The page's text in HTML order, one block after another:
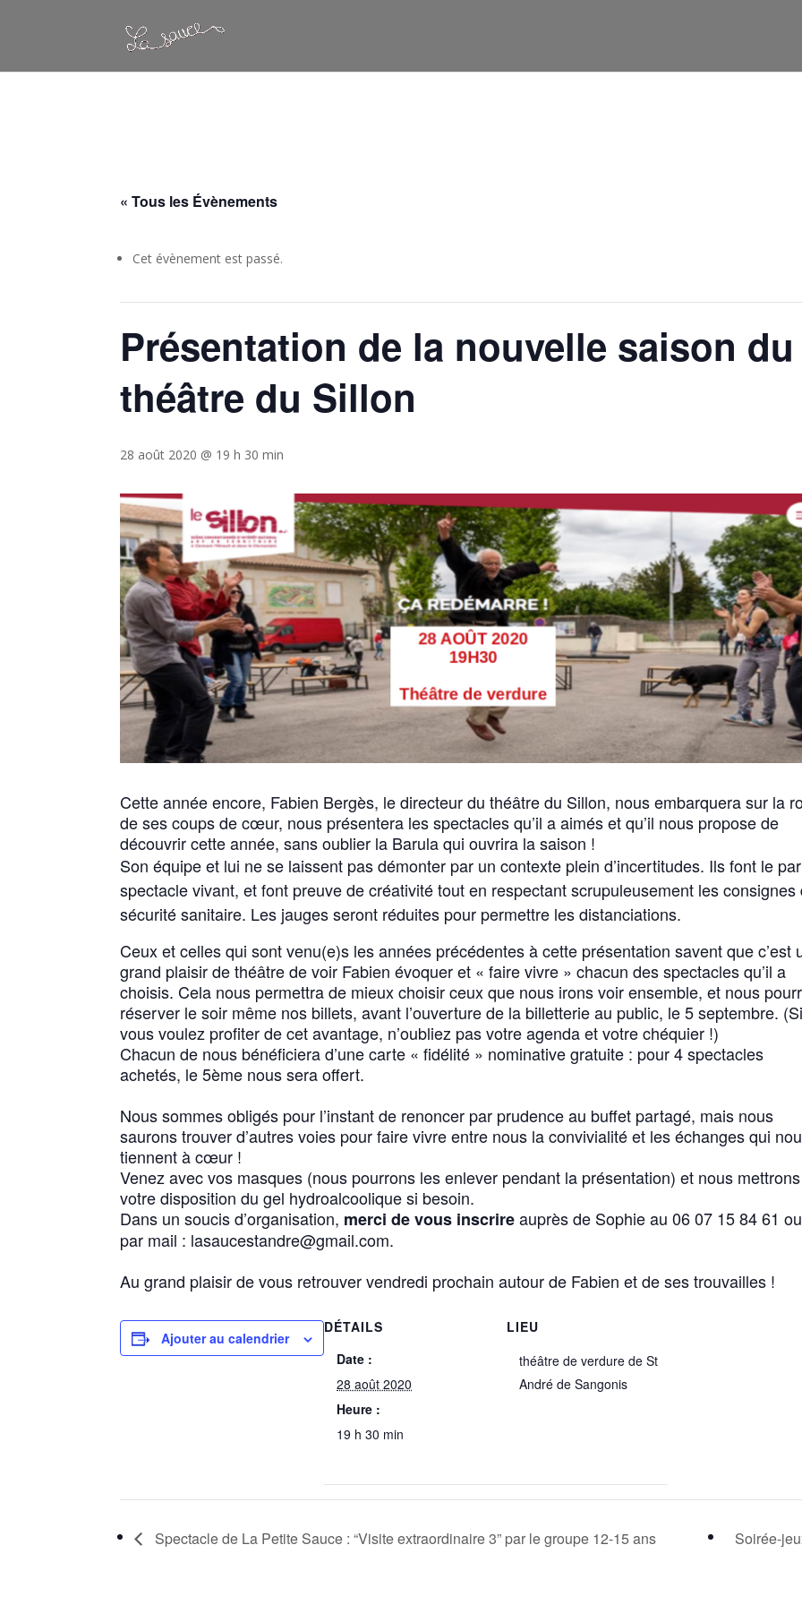
: Constant WP_CRON_LOCK_TIMEOUT already defined in
« Tous les Évènements
Cet évènement est passé.
Présentation de la nouvelle saison du
théâtre du Sillon
28 août 2020 @ 19 h 30 min
Cette année encore, Fabien Bergès, le directeur du théâtre du Sillon, nous embarquera sur la
de ses coups de cœur, nous présentera les spectacles qu’il a aimés et qu’il nous propose de
découvrir cette année, sans oublier la Barula qui ouvrira la saison !
Son équipe et lui ne se laissent pas démonter par un contexte plein d’incertitudes. Ils font le
spectacle vivant, et font preuve de créativité tout en respectant scrupuleusement les consignes
sécurité sanitaire. Les jauges seront réduites pour permettre les distanciations.
Ceux et celles qui sont venu(e)s les années précédentes à cette présentation savent que c’est
grand plaisir de théâtre de voir Fabien évoquer et « faire vivre » chacun des spectacles qu’il a
choisis. Cela nous permettra de mieux choisir ceux que nous irons voir ensemble, et nous
réserver le soir même nos billets, avant l’ouverture de la billetterie au public, le 5 septembre.
vous voulez profiter de cet avantage, n’oubliez pas votre agenda et votre chéquier !)
Chacun de nous bénéficiera d’une carte « fidélité » nominative gratuite : pour 4 spectacles
achetés, le 5ème nous sera offert.
Nous sommes obligés pour l’instant de renoncer par prudence au buffet partagé, mais nous
saurons trouver d’autres voies pour faire vivre entre nous la convivialité et les échanges qui
tiennent à cœur !
Venez avec vos masques (nous pourrons les enlever pendant la présentation) et nous
votre disposition du gel hydroalcoolique si besoin.
Dans un soucis d’organisation, merci de vous inscrireauprès de Sophie au 06 07 15 84 61 ou
par mail : lasaucestandre@gmail.com.
Au grand plaisir de vous retrouver vendredi prochain autour de Fabien et de ses trouvailles !
Ajouter au calendrier
DÉTAILS
Date :
28 août 2020
Heure :
19 h 30 min
LIEU
théâtre de verdure de St
André de Sangonis
Spectacle de La Petite Sauce : “Visite extraordinaire 3” par le groupe 12-15 ans Soirée-